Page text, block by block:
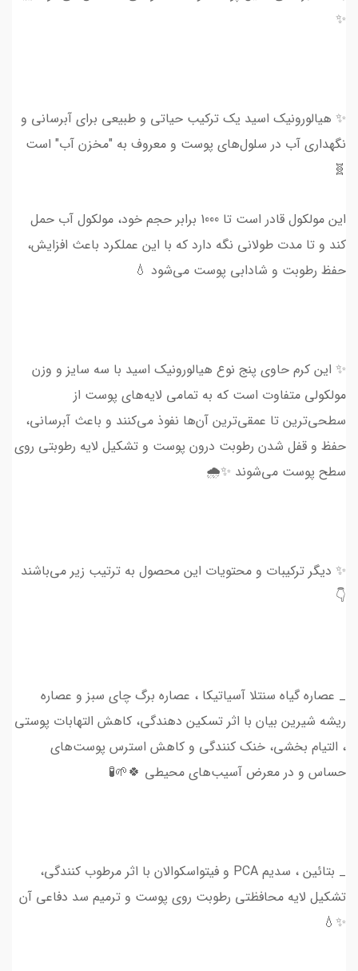
✨
✨ هیالورونیک اسید یک ترکیب حیاتی و طبیعی برای آبرسانی و
نگهداری آب در سلول‌های پوست و معروف به "مخزن آب" است
🧬
این مولکول قادر است تا 1000 برابر حجم خود، مولکول آب حمل
کند و تا مدت طولانی نگه دارد که با این عملکرد باعث افزایش،
حفظ رطوبت و شادابی پوست می‌شود 💧
✨ این کرم حاوی پنج نوع هیالورونیک اسید با سه سایز و وزن
مولکولی متفاوت است که به تمامی لایه‌های پوست از
سطحی‌ترین تا عمقی‌ترین آن‌ها نفوذ می‌کنند و باعث آبرسانی،
حفظ و قفل شدن رطوبت درون پوست و تشکیل لایه رطوبتی روی
سطح پوست می‌شوند ✨🌧
✨ دیگر ترکیبات و محتویات این محصول به ترتیب زیر می‌باشند
👇
_ عصاره گیاه سنتلا آسیاتیکا ، عصاره برگ چای سبز و عصاره
ریشه شیرین بیان با اثر تسکین دهندگی، کاهش التهابات پوستی
، التیام بخشی، خنک کنندگی و کاهش استرس پوست‌‌های
حساس و در معرض آسیب‌های محیطی 🍀🌱🧪
_ بتائین ، سدیم PCA و فیتواسکوالان با اثر مرطوب کنندگی،
تشکیل لایه محافظتی رطوبت روی پوست و ترمیم سد دفاعی آن
✨💧